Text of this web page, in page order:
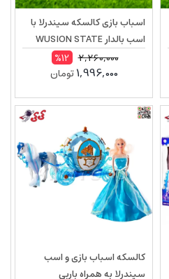
اسباب بازی کالسکه سیندرلا با
اسب بالدار WUSION STATE
Cinderella 2223B
2,260,000
%12
1,996,000تومان
کالسکه اسباب بازی و اسب
سیندرلا به همراه باربی